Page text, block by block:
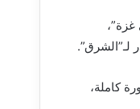
لـ”الشرق”.
كاملة،